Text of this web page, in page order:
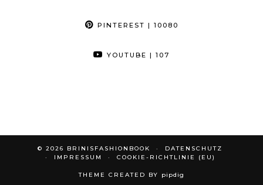
PINTEREST | 10080
YOUTUBE | 107
© 2026 BRINISFASHIONBOOK
DATENSCHUTZ
IMPRESSUM
COOKIE-RICHTLINIE (EU)
THEME CREATED BY pipdig